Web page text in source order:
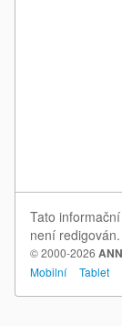
Tato
není redigován.
© 2000-2026
Mobilní
Tablet